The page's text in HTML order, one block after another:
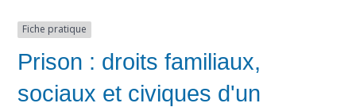
Fiche pratique
Prison : droits familiaux,
sociaux et civiques d'un